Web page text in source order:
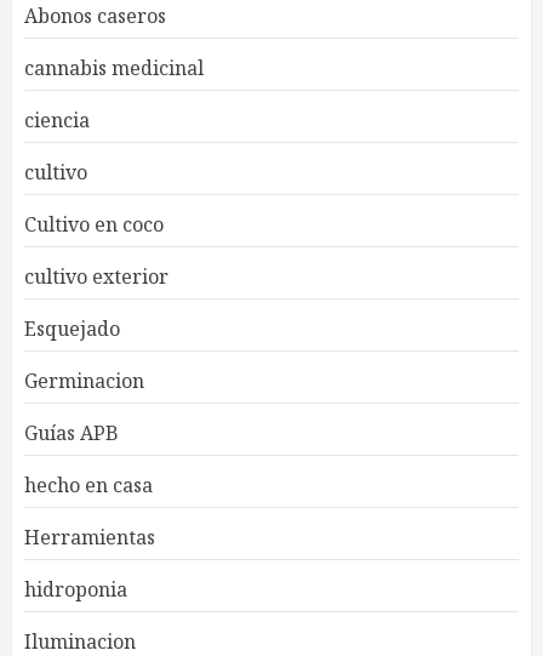
Abonos caseros
cannabis medicinal
ciencia
cultivo
Cultivo en coco
cultivo exterior
Esquejado
Germinacion
Guías APB
hecho en casa
Herramientas
hidroponia
Iluminacion